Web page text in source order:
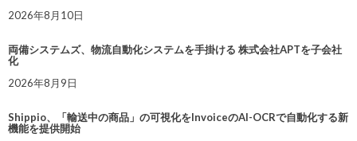
2026年8月10日
両備システムズ、物流自動化システムを手掛ける 株式会社APTを子会社
化
2026年8月9日
Shippio、「輸送中の商品」の可視化をInvoiceのAI-OCRで自動化する新
機能を提供開始